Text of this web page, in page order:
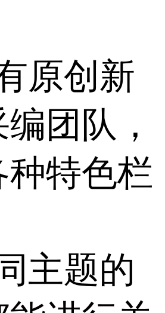
原创新
团队，
特色栏
主题的